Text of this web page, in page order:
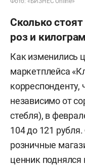
Сколько
роз и
Как изменились
маркетплейса
корреспонденту,
независимо от
стебля), в
104 до 121
розничные
ценник поднялся